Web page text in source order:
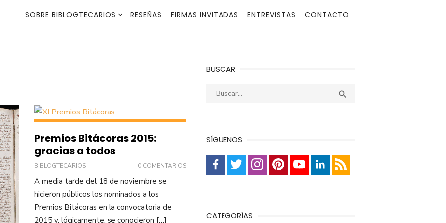
SOBRE BIBLOGTECARIOS RESEÑAS FIRMAS INVITADAS ENTREVISTAS CONTACTO
Premios Bitácoras 2015:
gracias a todos
BIBLOGTECARIOS 0 COMENTARIOS
A media tarde del 18 de noviembre se
hicieron públicos los nominados a los
Premios Bitácoras en la convocatoria de
2015 y, lógicamente, se conocieron […]
BUSCAR
Buscar: 
SÍGUENOS
CATEGORÍAS